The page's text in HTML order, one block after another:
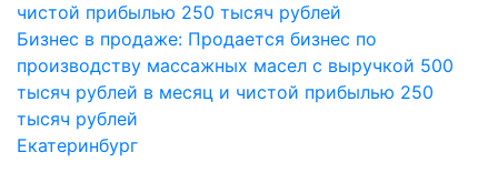
Бизнес в продаже: Продается бизнес по
производству массажных масел с выручкой 500
тысяч рублей в месяц и чистой прибылью 250
тысяч рублей
Екатеринбург